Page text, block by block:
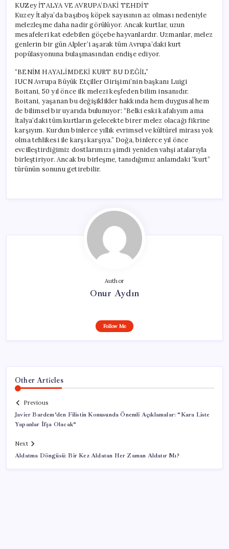
KUZey İTALYA VE AVRUPA’DAKİ TEHDİT
Kuzey İtalya’da başıboş köpek sayısının az olması nedeniyle
melezleşme daha nadir görülüyor. Ancak kurtlar, uzun
mesafeleri kat edebilen göçebe hayvanlardır. Uzmanlar, melez
genlerin bir gün Alpler’i aşarak tüm Avrupa’daki kurt
popülasyonuna bulaşmasından endişe ediyor.
“BENİM HAYALİMDEKİ KURT BU DEĞİL”
IUCN Avrupa Büyük Etçiller Girişimi’nin başkanı Luigi
Boitani, 50 yıl önce ilk melezi keşfeden bilim insanıdır.
Boitani, yaşanan bu değişiklikler hakkında hem duygusal hem
de bilimsel bir uyarıda bulunuyor: “Belki eski kafalıyım ama
İtalya’daki tüm kurtların gelecekte birer melez olacağı fikrine
karşıyım. Kurdun binlerce yıllık evrimsel ve kültürel mirası yok
olma tehlikesi ile karşı karşıya.” Doğa, binlerce yıl önce
evcilleştirdiğimiz dostlarımızı şimdi yeniden vahşi atalarıyla
birleştiriyor. Ancak bu birleşme, tanıdığımız anlamdaki “kurt”
türünün sonunu getirebilir.
Author
Onur Aydın
Follow Me
Other Articles
Previous
Javier Bardem’den Filistin Konusunda Önemli Açıklamalar: “Kara Liste
Yapanlar İfşa Olacak”
Next
Aldatma Döngüsü: Bir Kez Aldatan Her Zaman Aldatır Mı?